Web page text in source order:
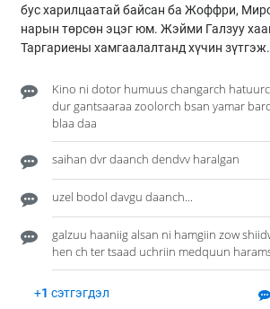
бус харилцаатай байсан ба Жоффри,
нарын төрсөн эцэг юм. Жэйми Галзуу
Таргариены хамгаалалтанд хүчин
Kino ni dotor humuus changarch
dur gantsaaraa zoolorch bsan yamar
blaa daa
saihan dvr daanch dendvv haralgan
uzel bodol davgu daanch...
galzuu haaniig alsan ni hamgiin zow
hen ch ter tsaad uchriin medquun
+1 сэтгэгдэл